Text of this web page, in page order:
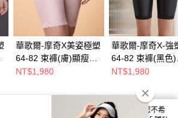
華歌爾-摩奇X美姿極塑
64-82 束褲(膚)顯瘦機
能-加強雕塑-溫柔包覆-
NT$1,980
華歌爾-摩奇X-強
64-82 束褲(黑色)
ZV4582BL
NT$1,980
有關本網站使用 cookie 方式之詳情，及若您不希